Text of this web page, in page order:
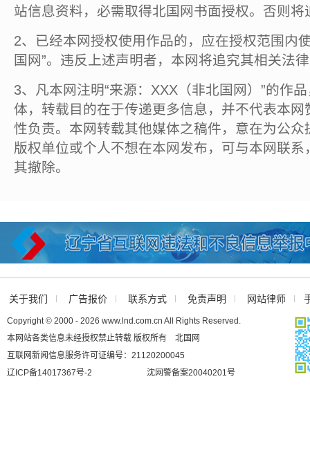
站信息资料，必需取得北国网书面授权。否则将
2、已经本网授权使用作品的，应在授权范围内
国网”。违反上述声明者，本网将追究其相关法
3、凡本网注明“来源：XXX（非北国网）”的作
体，转载目的在于传递更多信息，并不代表本
性负责。本网转载其他媒体之稿件，意在为公
版权单位或个人不想在本网发布，可与本网联
其撤除。
关于我们 广告报价 联系方式 免责声明 网站律师
Copyright © 2000 - 2026 www.lnd.com.cn All Rights Reserved.
本网站各类信息未经授权禁止转载 版权所有 北国网
互联网新闻信息服务许可证编号：21120200045
辽ICP备14017367号-2
沈网警备案20040201号